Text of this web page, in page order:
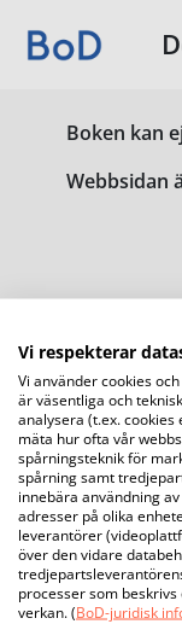
Boken kan
Webbsidan
Vi respekterar
Vi använder cookies
är väsentliga och
analysera (t.ex.
mäta hur ofta vår
spårningsteknik för
spårning samt
innebära användning
adresser på olika
leverantörer
över den vidare
processer som
verkan. (BoD-juridisk